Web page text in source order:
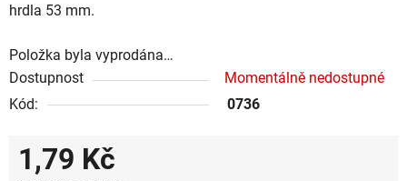
hrdla 53 mm.
Položka byla vyprodána…
Dostupnost
Momentálně nedostupné
Kód:
0736
1,79 Kč